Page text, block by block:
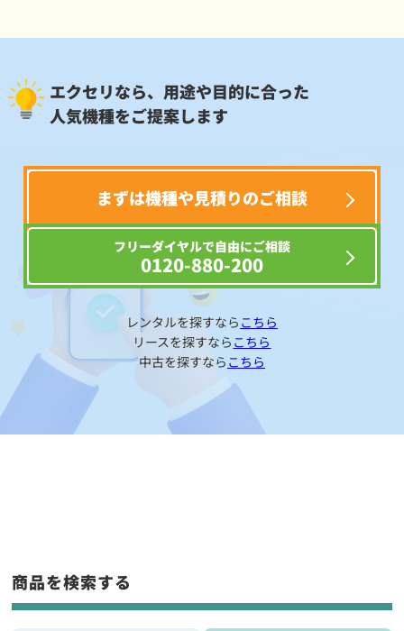
エクセリなら、用途や目的に合った
人気機種をご提案します
まずは機種や見積りのご相談
フリーダイヤルで自由にご相談
0120-880-200
レンタルを探すなら こちら
リースを探すなら こちら
中古を探すなら こちら
商品を検索する